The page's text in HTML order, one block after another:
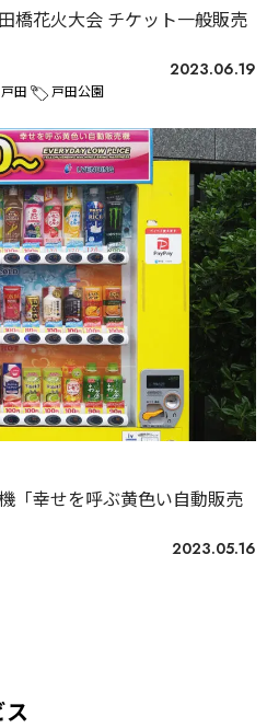
橋花火大会 チケット一般販売
2023.06.19
戸田 戸田公園
「幸せを呼ぶ黄色い自動販売
2023.05.16